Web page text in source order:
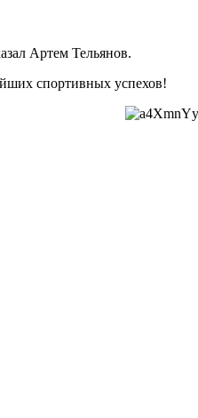
Артем Тельянов.
спортивных успехов!